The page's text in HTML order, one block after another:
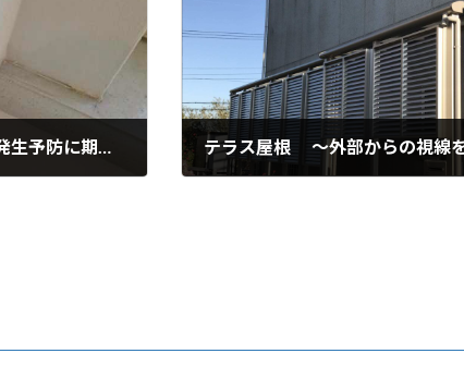
断熱、防音、カビ・細菌の発生予防に期待できる内装塗り壁